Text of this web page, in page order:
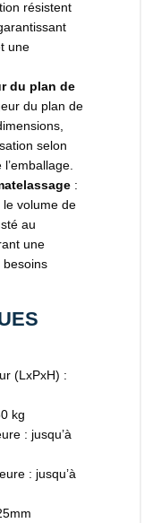
résistent
une
du plan de
du plan de
selon
:
le volume de
au
une
besoins
(LxPxH) :
kg
: jusqu’à
: jusqu’à